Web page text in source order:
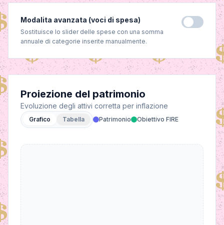
Modalita avanzata (voci di spesa)
Sostituisce lo slider delle spese con una somma
annuale di categorie inserite manualmente.
Proiezione del patrimonio
Evoluzione degli attivi corretta per inflazione
Grafico Tabella Patrimonio Obiettivo FIRE